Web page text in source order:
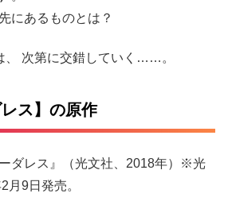
にあるものとは？
、 次第に交錯していく……。
ス】の原作
ダレス』（光文社、2018年）※光
月9日発売。